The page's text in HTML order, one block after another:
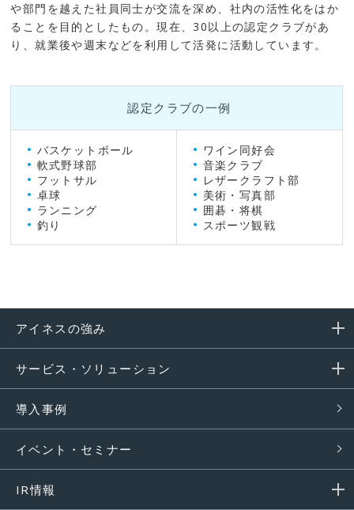
や部門を越えた社員同士が交流を深め、社内の活性化をはか
ることを目的としたもの。現在、30以上の認定クラブがあ
り、就業後や週末などを利用して活発に活動しています。
認定クラブの一例
バスケットボール
軟式野球部
フットサル
卓球
ランニング
釣り
ワイン同好会
音楽クラブ
レザークラフト部
美術・写真部
囲碁・将棋
スポーツ観戦
アイネスの強み
サービス・ソリューション
導入事例
イベント・セミナー
IR情報